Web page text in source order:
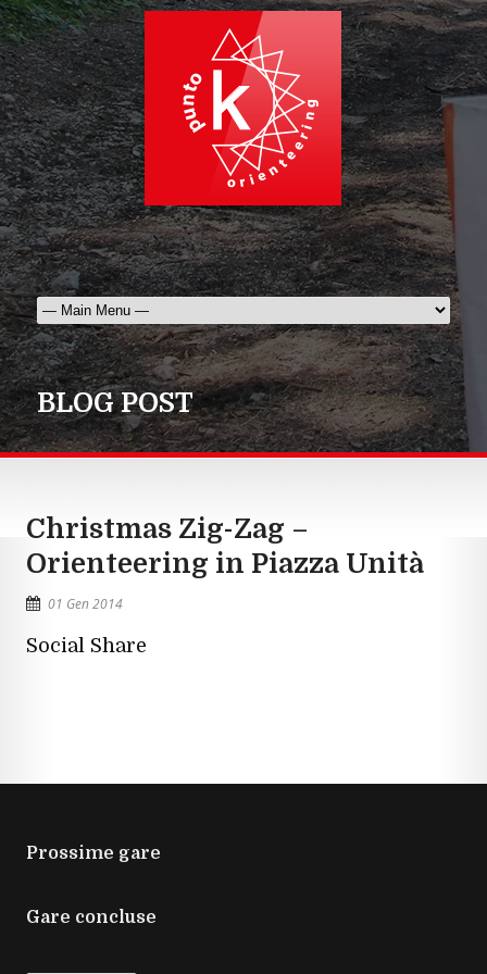
BLOG POST
Christmas Zig-Zag –
Orienteering in Piazza Unità
01 Gen 2014
Social Share
Prossime gare
Gare concluse